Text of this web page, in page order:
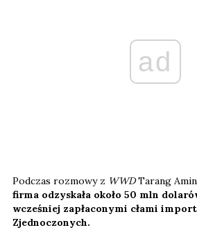
ad
Podczas rozmowy z WWDTarang
firma odzyskała około 50 mln
wcześniej zapłaconymi cłami
Zjednoczonych.